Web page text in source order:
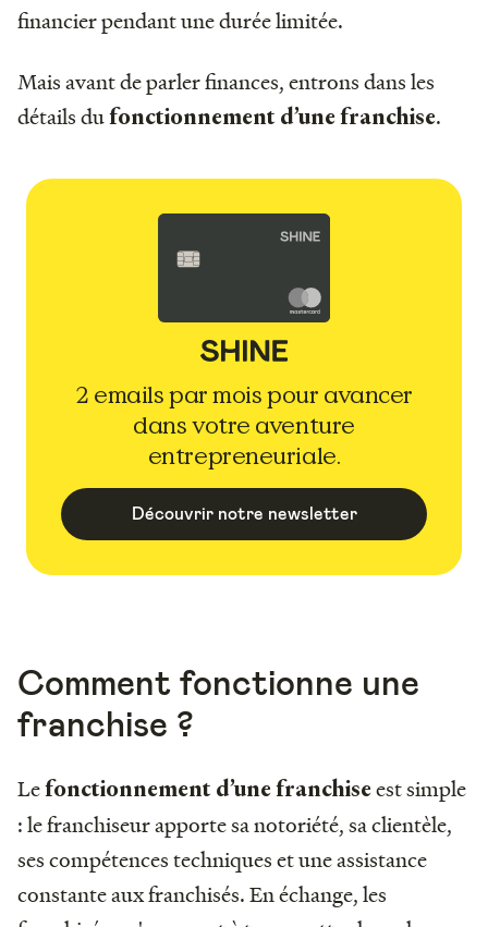
financier pendant une durée limitée.
Mais avant de parler finances, entrons dans les
détails dufonctionnement d’une franchise.
2 emails par mois pour avancer
dans votre aventure
entrepreneuriale.
Découvrir notre newsletter
Comment fonctionne une
franchise ?
Lefonctionnement d’une franchiseest simple
: le franchiseur apporte sa notoriété, sa clientèle,
ses compétences techniques et une assistance
constante aux franchisés. En échange, les